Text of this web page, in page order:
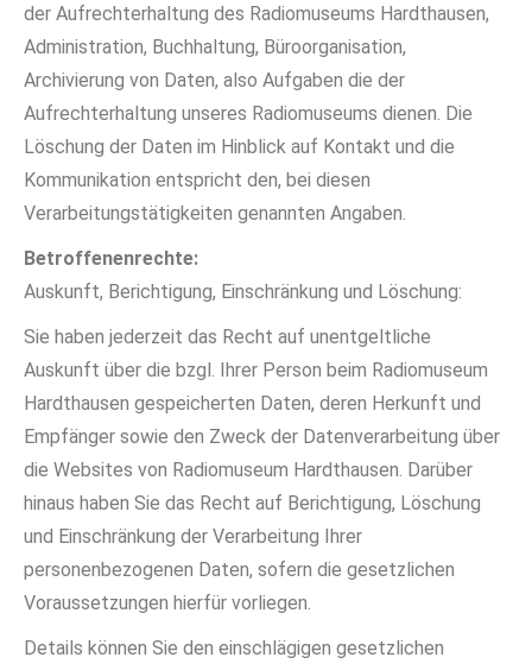
der Aufrechterhaltung des Radiomuseums Hardthausen,
Administration, Buchhaltung, Büroorganisation,
Archivierung von Daten, also Aufgaben die der
Aufrechterhaltung unseres Radiomuseums dienen. Die
Löschung der Daten im Hinblick auf Kontakt und die
Kommunikation entspricht den, bei diesen
Verarbeitungstätigkeiten genannten Angaben.
Betroffenenrechte:
Auskunft, Berichtigung, Einschränkung und Löschung:
Sie haben jederzeit das Recht auf unentgeltliche
Auskunft über die bzgl. Ihrer Person beim Radiomuseum
Hardthausen gespeicherten Daten, deren Herkunft und
Empfänger sowie den Zweck der Datenverarbeitung über
die Websites von Radiomuseum Hardthausen. Darüber
hinaus haben Sie das Recht auf Berichtigung, Löschung
und Einschränkung der Verarbeitung Ihrer
personenbezogenen Daten, sofern die gesetzlichen
Voraussetzungen hierfür vorliegen.
Details können Sie den einschlägigen gesetzlichen